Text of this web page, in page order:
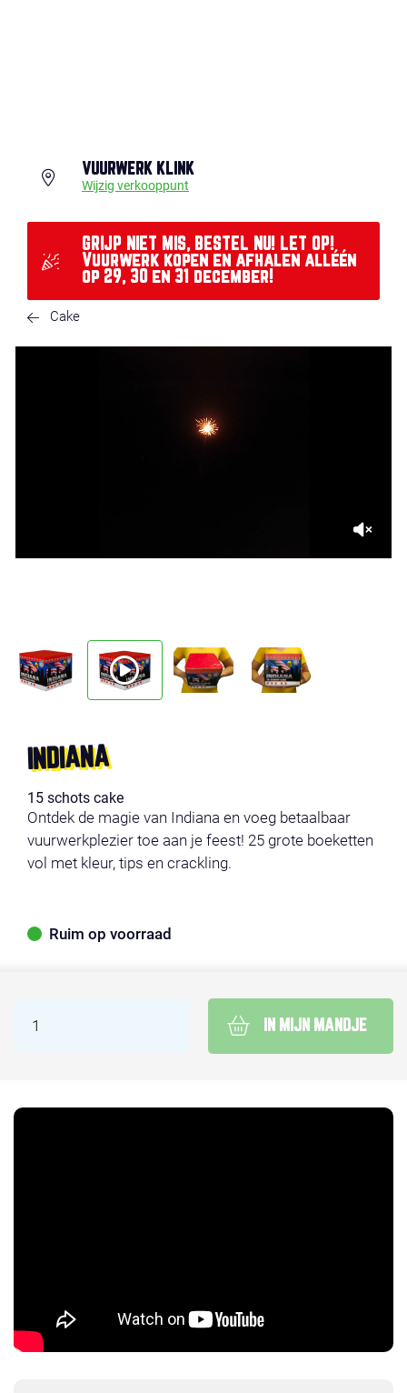
VUURWERK KLINK
Wijzig verkooppunt
GRIJP NIET MIS, BESTEL NU! LET OP!
Vuurwerk kopen en afhalen alléén
op 29, 30 en 31 december!
Cake
INDIANA
15 schots cake
Ontdek de magie van Indiana en voeg betaalbaar
vuurwerkplezier toe aan je feest! 25 grote boeketten
vol met kleur, tips en crackling.
Ruim op voorraad
IN MIJN MANDJE